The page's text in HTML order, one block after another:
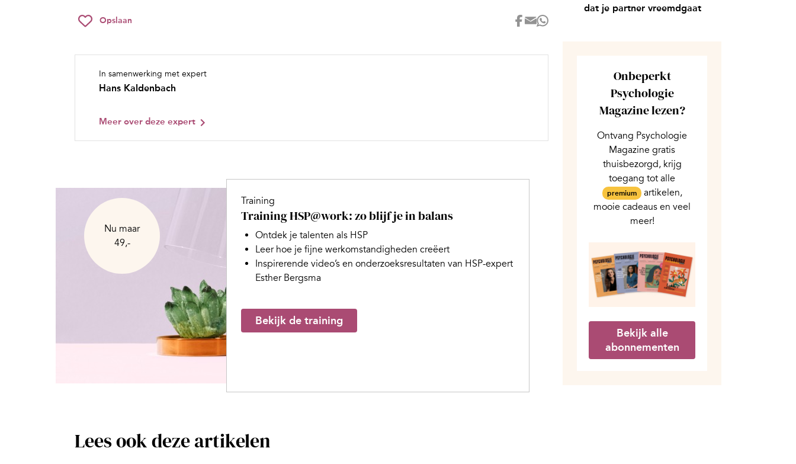
Opslaan
In samenwerking met expert
Hans Kaldenbach
Meer over deze expert
Training
Training HSP@work: zo blijf je in balans
Ontdek je talenten als HSP
Leer hoe je fijne werkomstandigheden creëert
Inspirerende video’s en onderzoeksresultaten van HSP-expert
Esther Bergsma
Bekijk de training
Nu maar
49,-
dat je partner vreemdgaat
Onbeperkt
Psychologie
Magazine lezen?
Ontvang Psychologie
Magazine gratis
thuisbezorgd, krijg
toegang tot alle
premium artikelen,
mooie cadeaus en veel
meer!
Bekijk alle
abonnementen
Lees ook deze artikelen